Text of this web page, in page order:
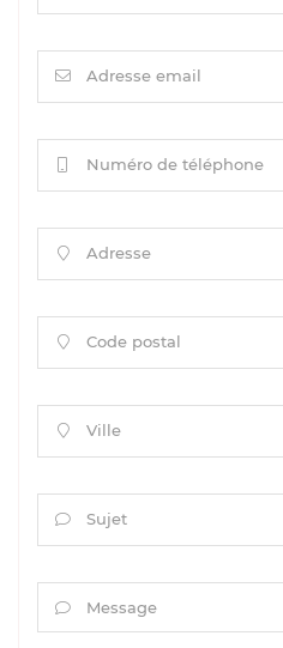
 Adresse email
Numéro de téléphone
 Adresse
 Code postal
 Ville
 Sujet
 Message